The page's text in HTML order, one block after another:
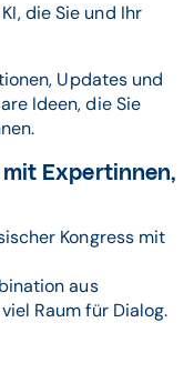
die Sie und Ihr
Updates und
Ideen, die Sie
Expertinnen,
Kongress mit
aus
Raum für Dialog.